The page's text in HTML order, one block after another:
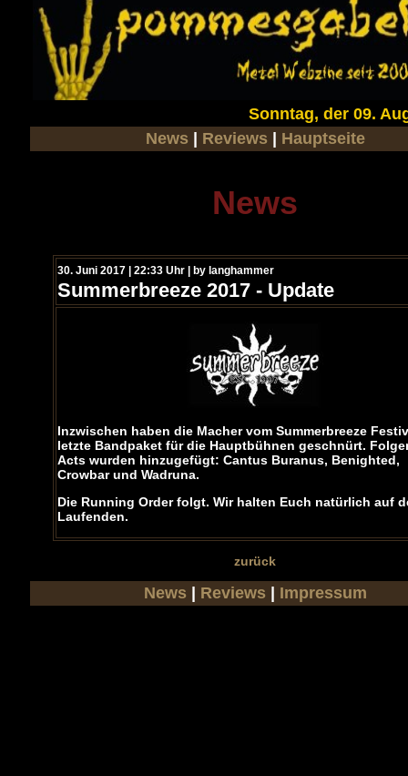
Sonntag, der 09.
News
Reviews Hauptseite
News
30. Juni 2017 | 22:33 Uhr | by langhammer
Summerbreeze 2017 - Update
Inzwischen haben die Macher vom Summerbreeze
letzte Bandpaket für die Hauptbühnen geschnürt.
Acts wurden hinzugefügt: Cantus Buranus, Benighted,
Crowbarund Wadruna.
Die Running Order folgt. Wir halten Euch natürlich auf
Laufenden.
zurück
News Reviews Impressum